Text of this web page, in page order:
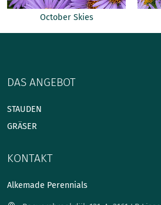
October Skies
DAS ANGEBOT
STAUDEN
GRÄSER
KONTAKT
Alkemade Perennials